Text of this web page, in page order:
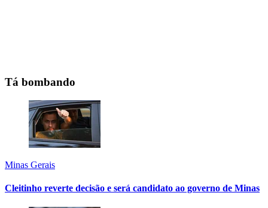
Tá bombando
Minas Gerais
Cleitinho reverte decisão e será candidato ao governo de Minas